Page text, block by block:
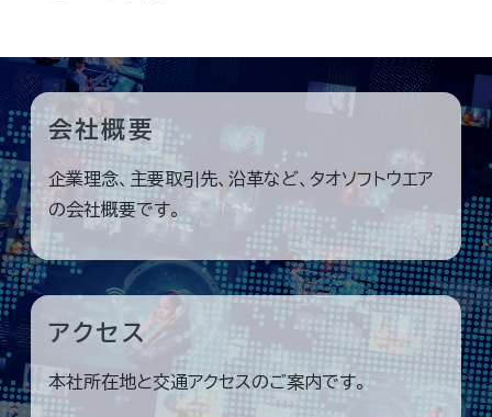
会社概要
企業理念、主要取引先、沿革など、タオソフトウエア
の会社概要です。
アクセス
本社所在地と交通アクセスのご案内です。